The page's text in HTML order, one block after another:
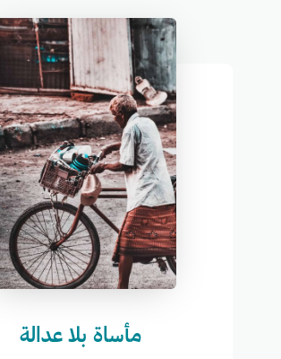
مأساة بلا عدالة